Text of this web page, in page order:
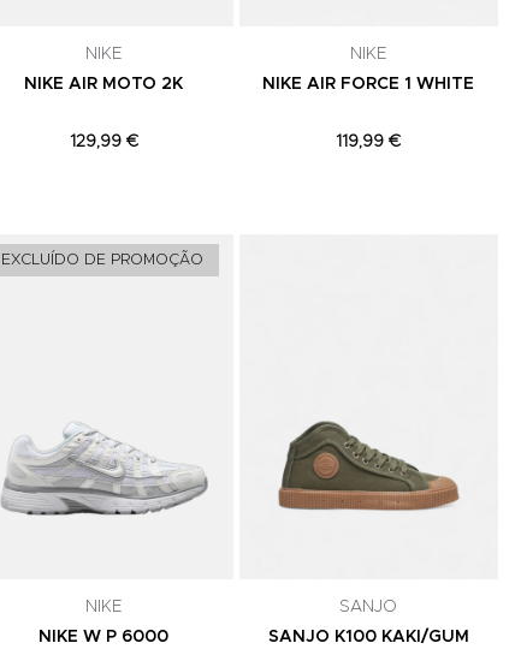
NIKE
NIKE AIR MOTO 2K
129,99 €
NIKE
NIKE AIR FORCE 1 WHITE
119,99 €
aos Favoritos
EXCLUÍDO DE PROMOÇÃO
NIKE
NIKE W P 6000
SANJO
SANJO K100 KAKI/GUM